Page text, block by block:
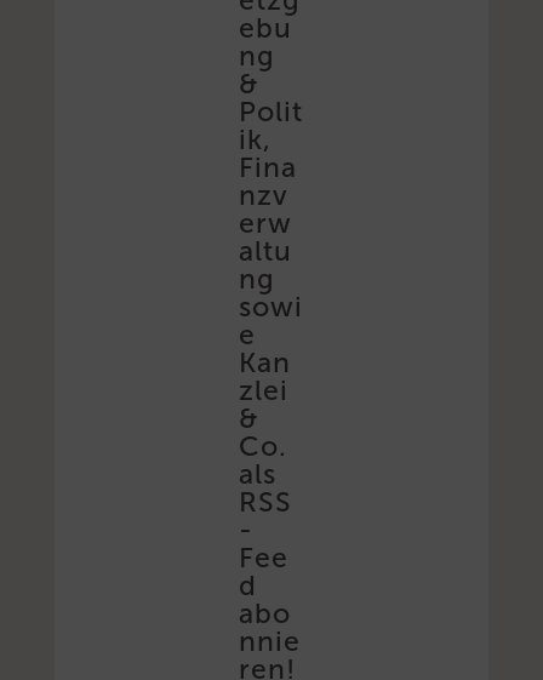
ebu
ng
&
Polit
ik,
Fina
nzv
erw
altu
ng
sowi
e
Kan
zlei
&
Co.
als
RSS
-
Fee
d
abo
nnie
ren!